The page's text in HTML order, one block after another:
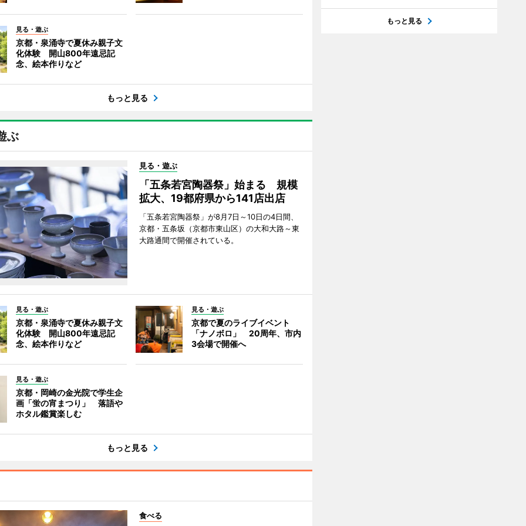
見る・遊ぶ
京都・泉涌寺で夏休み親子文
化体験 開山800年遠忌記
念、絵本作りなど
もっと見る
ぶ
見る・遊ぶ
「五条若宮陶器祭」始まる 規模
拡大、19都府県から141店出店
「五条若宮陶器祭」が8月7日～10日の4日間、
京都・五条坂（京都市東山区）の大和大路～東
大路通間で開催されている。
見る・遊ぶ
京都・泉涌寺で夏休み親子文
化体験 開山800年遠忌記
念、絵本作りなど
見る・遊ぶ
京都で夏のライブイベント
「ナノボロ」 20周年、市内
3会場で開催へ
見る・遊ぶ
京都・岡崎の金光院で学生企
画「蛍の宵まつり」 落語や
ホタル鑑賞楽しむ
もっと見る
食べる
もっと見る